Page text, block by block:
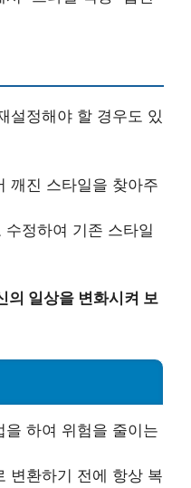
설정해야 할 경우도 있
깨진 스타일을 찾아주
정하여 기존 스타일
의 일상을 변화시켜 보
을 하여 위험을 줄이는
변환하기 전에 항상 복